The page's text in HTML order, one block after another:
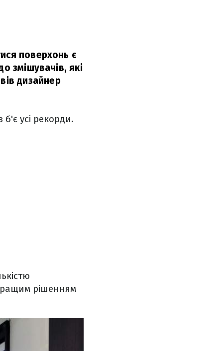
поверхонь є
змішувачів, які
дизайнер
усі рекорди.
рішенням